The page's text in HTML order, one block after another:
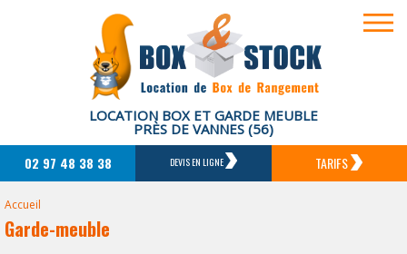
LOCATION BOX ET GARDE MEUBLE
PRÈS DE VANNES (56)
02 97 48 38 38 DEVIS EN LIGNE TARIFS
Accueil
Garde-meuble